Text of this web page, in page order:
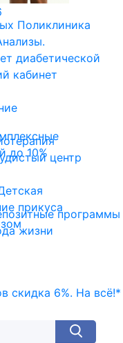
до 10%
программы
жизни
скидка 6%. На всё!*
Поликлиника
диабетической
кабинет
центр
прикуса